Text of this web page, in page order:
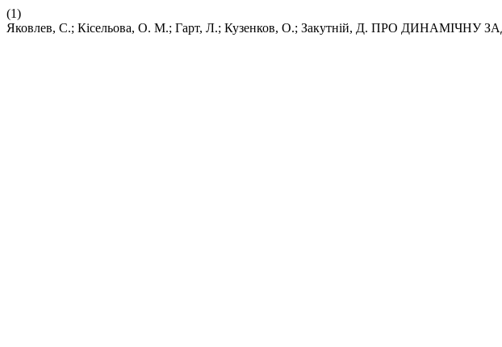
(1)
Яковлев, С.; Кісельова, О. М.; Гарт, Л.; Кузенков, О.; Закутній, Д. ПРО